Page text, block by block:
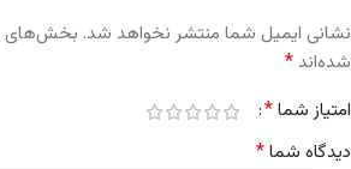
نشانی ایمیل شما منتشر نخواهد شد. بخش‌های
شده‌اند *
امتیاز شما*
دیدگاه شما*